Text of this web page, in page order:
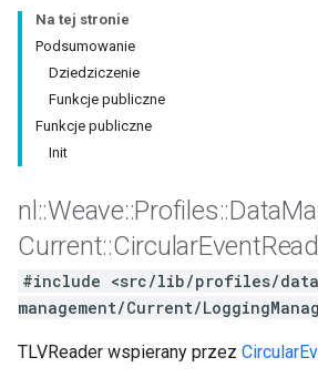
Na tej stronie
Podsumowanie
Dziedziczenie
Funkcje publiczne
Funkcje publiczne
Init
nl ::Weave::Profiles::Data
Current::CircularEvent
#include <src/lib/profiles/
management/Current/
TLVReader wspierany przez